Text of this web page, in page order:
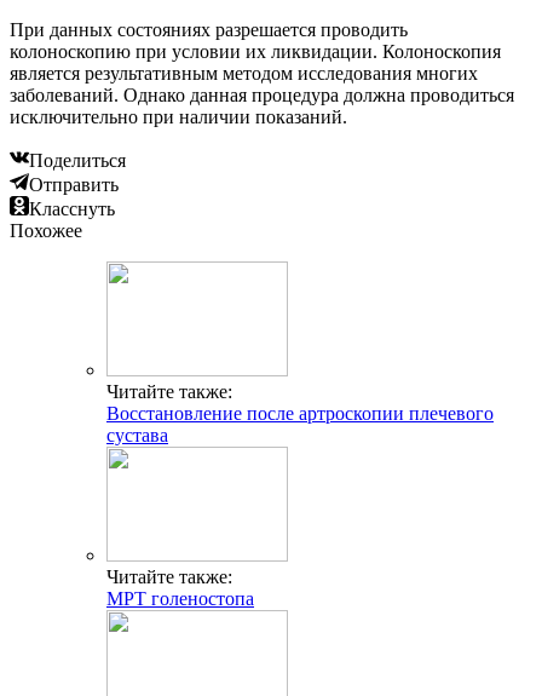
При данных состояниях разрешается проводить
колоноскопию при условии их ликвидации. Колоноскопия
является результативным методом исследования многих
заболеваний. Однако данная процедура должна проводиться
исключительно при наличии показаний.
Поделиться
Отправить
Класснуть
Похожее
Читайте также:
Восстановление после артроскопии плечевого
сустава
Читайте также:
МРТ голеностопа